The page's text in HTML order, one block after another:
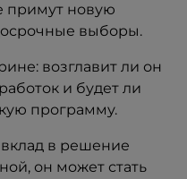
примут новую
выборы.
возглавит ли он
и будет ли
программу.
в решение
он может стать